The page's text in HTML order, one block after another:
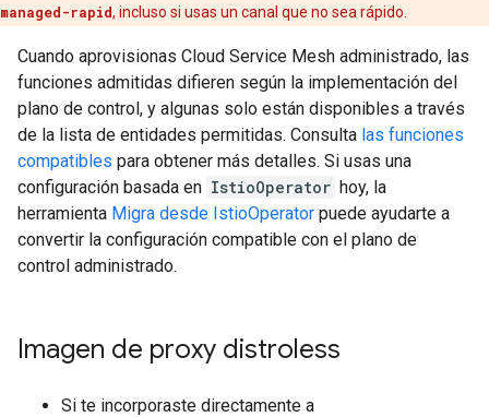
managed-rapid, incluso si usas un canal que no sea rápido.
Cuando aprovisionas Cloud Service Mesh administrado, las
funciones admitidas difieren según la implementación del
plano de control, y algunas solo están disponibles a través
de la lista de entidades permitidas. Consulta las funciones
compatibles para obtener más detalles. Si usas una
configuración basada en IstioOperator hoy, la
herramienta Migra desde IstioOperator puede ayudarte a
convertir la configuración compatible con el plano de
control administrado.
Imagen de proxy distroless
Si te incorporaste directamente a